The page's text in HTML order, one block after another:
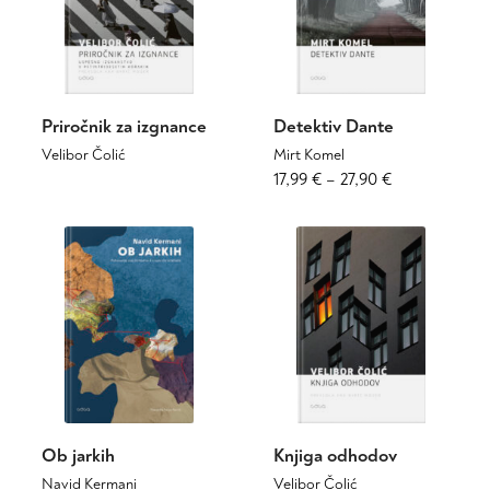
izberete
na
strani
izberete
na
Priročnik za izgnance
Velibor Čolić
različic.
Možnosti
lahko
izberete
izdelka
Detektiv Dante
Mirt Komel
17,99 € – 27,90 €Cenovni
od
17,99 €
do
27,90 €
Ta
ima
več
različic.
Možnosti
lahko
izberete
Ob jarkih
Navid Kermani
Knjiga odhodov
Velibor Čolić